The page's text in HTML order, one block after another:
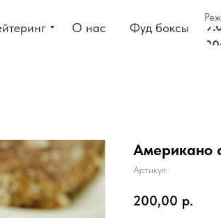
Фуд боксы
О нас
Американо
Артикул:
200,00 р.